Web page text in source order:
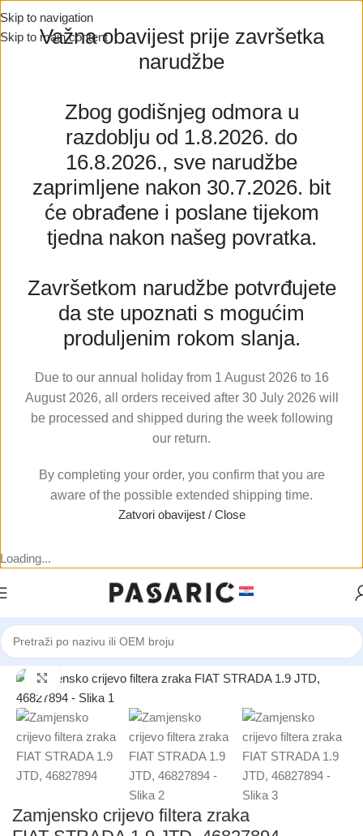
Važna obavijest prije završetka
narudžbe
Zbog godišnjeg odmora u
razdoblju od 1.8.2026. do
16.8.2026., sve narudžbe
zaprimljene nakon 30.7.2026. bit
će obrađene i poslane tijekom
tjedna nakon našeg povratka.
Završetkom narudžbe potvrđujete
da ste upoznati s mogućim
produljenim rokom slanja.
Due to our annual holiday from 1 August 2026 to 16
August 2026, all orders received after 30 July 2026 will
be processed and shipped during the week following
our return.
By completing your order, you confirm that you are
aware of the possible extended shipping time.
Zatvori obavijest / Close
Loading...
Skip to navigation
Skip to main content
Početna/AUTOMOBILI/FIAT
Click to enlarge
Zamjensko crijevo filtera zraka